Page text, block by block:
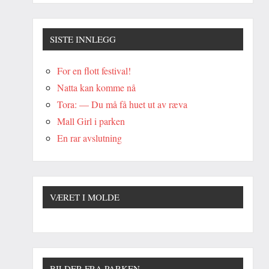
SISTE INNLEGG
For en flott festival!
Natta kan komme nå
Tora: — Du må få huet ut av ræva
Mall Girl i parken
En rar avslutning
VÆRET I MOLDE